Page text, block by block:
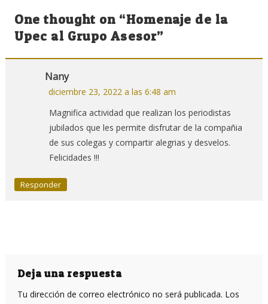
de
entradas
One thought on “Homenaje de la
Upec al Grupo Asesor”
Nany
diciembre 23, 2022 a las 6:48 am
Magnifica actividad que realizan los periodistas
jubilados que les permite disfrutar de la compañia
de sus colegas y compartir alegrias y desvelos.
Felicidades !!!
Responder
Deja una respuesta
Tu dirección de correo electrónico no será publicada. Los